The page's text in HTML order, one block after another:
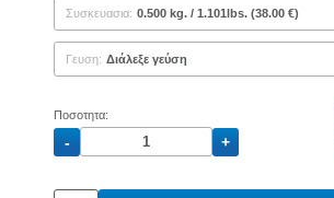
Συσκευασια:
Γευση:
Ποσοτητα: